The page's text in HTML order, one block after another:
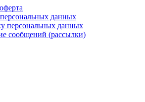
данных
персональных данных
сообщений (рассылки)